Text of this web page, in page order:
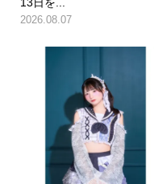
2026.08.07